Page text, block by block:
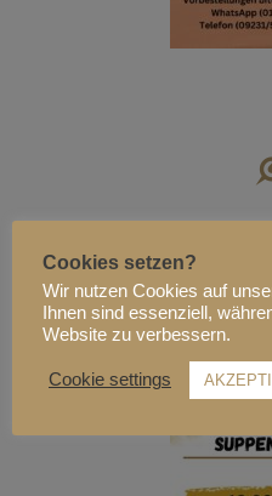
Chili
Cookies setzen?
Wir nutzen Cookies auf
Ihnen sind essenziell,
Website zu verbessern.
Cookie settings